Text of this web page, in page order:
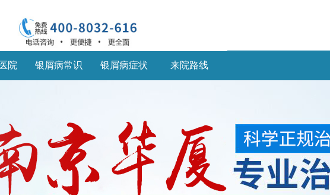
院 银屑病常识 银屑病症状 来院路线